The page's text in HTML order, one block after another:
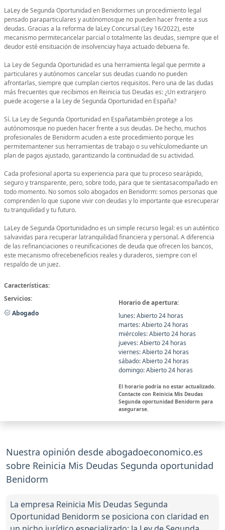
LaLey de Segunda Oportunidad en Benidormes un procedimiento legal
pensado paraparticulares y autónomosque no pueden hacer frente a sus
deudas. Gracias a la reforma de laLey Concursal (Ley 16/2022), este
mecanismo permitecancelar parcial o totalmente las deudas, siempre que el
deudor esté ensituación de insolvenciay haya actuado debuena fe.
La Ley de Segunda Oportunidad es una herramienta legal que permite a
particulares y autónomos cancelar sus deudas cuando no pueden
afrontarlas, siempre que cumplan ciertos requisitos. Pero una de las dudas
más frecuentes que recibimos en Reinicia tus Deudas es: ¿Un extranjero
puede acogerse a la Ley de Segunda Oportunidad en España?
Sí. La Ley de Segunda Oportunidad en Españatambién protege a los
autónomosque no pueden hacer frente a sus deudas. De hecho, muchos
profesionales de Benidorm acuden a este procedimiento porque les
permitemantener sus herramientas de trabajo o su vehículomediante un
plan de pagos ajustado, garantizando la continuidad de su actividad.
Cada profesional aporta su experiencia para que tu proceso searápido,
seguro y transparente, pero, sobre todo, para que te sientasacompañado en
todo momento. No somos solo abogados en Benidorm: somos personas que
comprenden lo que supone vivir con deudas y lo importante que esrecuperar
tu tranquilidad y tu futuro.
LaLey de Segunda Oportunidadno es un simple recurso legal: es un auténtico
salvavidas para recuperar latranquilidad financiera y personal. A diferencia
de las refinanciaciones o reunificaciones de deuda que ofrecen los bancos,
este mecanismo ofrecebeneficios reales y duraderos, siempre con el
respaldo de un juez.
Características:
Servicios:
Abogado
Horario de apertura:
lunes: Abierto 24 horas
martes: Abierto 24 horas
miércoles: Abierto 24 horas
jueves: Abierto 24 horas
viernes: Abierto 24 horas
sábado: Abierto 24 horas
domingo: Abierto 24 horas
El horario podría no estar actualizado.
Contacte con Reinicia Mis Deudas
Segunda oportunidad Benidorm para
asegurarse.
Nuestra opinión desde abogadoeconomico.es
sobre Reinicia Mis Deudas Segunda oportunidad
Benidorm
La empresa Reinicia Mis Deudas Segunda
Oportunidad Benidorm se posiciona con claridad en